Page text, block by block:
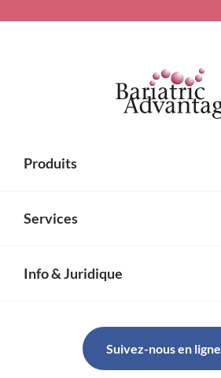
Produits
Services
Info & Juridique
Suivez-nous en ligne